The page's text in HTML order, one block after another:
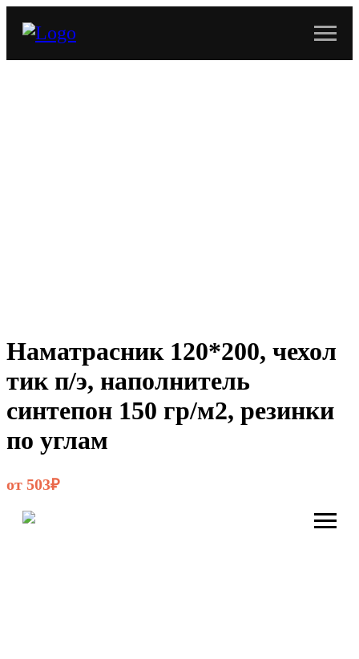
Наматрасник 120*200, чехол
тик п/э, наполнитель
синтепон 150 гр/м2, резинки
по углам
от 503₽